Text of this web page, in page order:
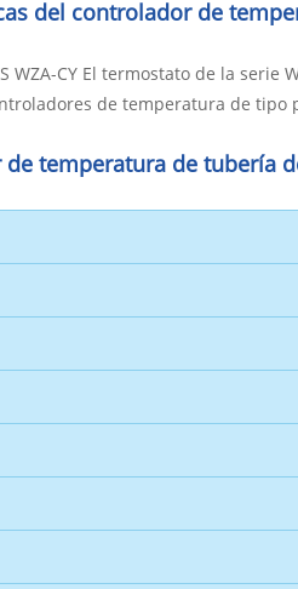
del controlador de
WZA-CY El termostato de la
de temperatura de tipo
temperatura de tubería